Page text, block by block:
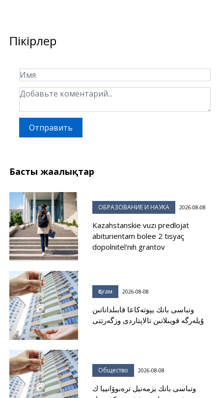
Пікірлер
Отправить
Басты жаңалықтар
ОБРАЗОВАНИЕ И НАУКА 2026-08-08
Kazahstanskie vuzı predlojat
abiturientam bolee 2 tısyaç
dopolnitel'nıh grantov
Қоғам 2026-08-08
وتباسى بانك يپوتەكاعا قابىلداناتىن
ۇيلەرگە قويىلاتىن تالاپتاردى وزگەرتتى
Общество 2026-08-08
وتباسى بانك يزمەنيل ترەبوۆانييا ك